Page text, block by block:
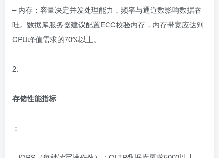
– 内存：容量决定并发处理能力，频率与通道数影响数据吞
吐。数据库服务器建议配置ECC校验内存，内存带宽应达到
CPU峰值需求的70%以上。
2.
存储性能指标
：